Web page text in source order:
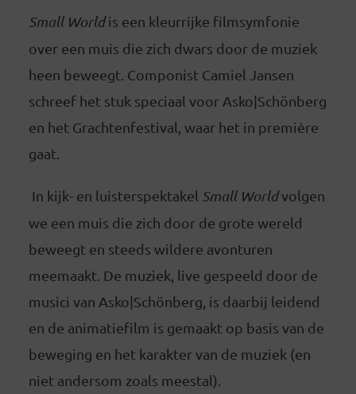
Small Worldis een kleurrijke filmsymfonie
over een muis die zich dwars door de muziek
heen beweegt. Componist Camiel Jansen
schreef het stuk speciaal voor Asko|Schönberg
en het Grachtenfestival, waar het in première
gaat.
In kijk- en luisterspektakel Small Worldvolgen
we een muis die zich door de grote wereld
beweegt en steeds wildere avonturen
meemaakt. De muziek, live gespeeld door de
musici van Asko|Schönberg, is daarbij leidend
en de animatiefilm is gemaakt op basis van de
beweging en het karakter van de muziek (en
niet andersom zoals meestal).